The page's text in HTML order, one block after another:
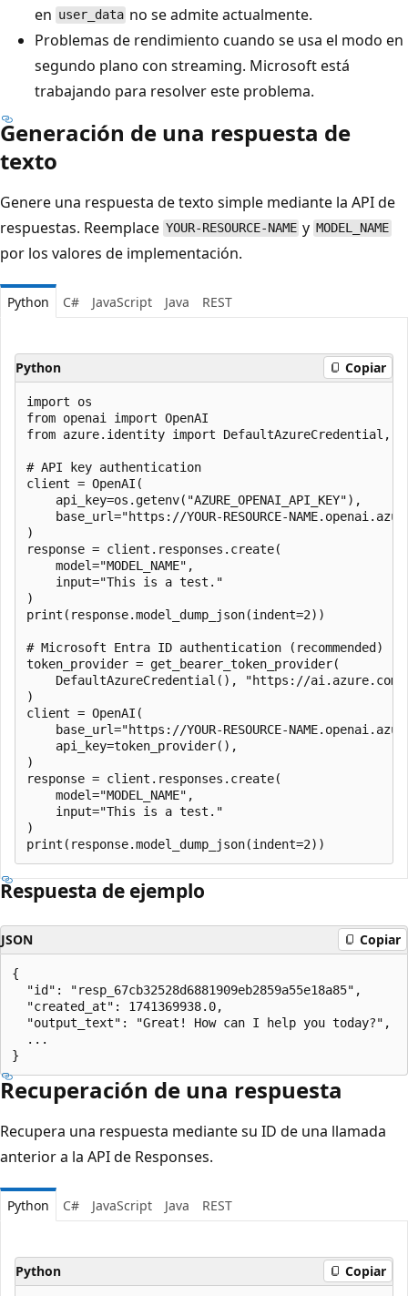
en user_data no se admite actualmente.
Problemas de rendimiento cuando se usa el modo en
segundo plano con streaming. Microsoft está
trabajando para resolver este problema.
Generación de una respuesta de
texto
Genere una respuesta de texto simple mediante la API de
respuestas. Reemplace YOUR-RESOURCE-NAME y MODEL_NAME
por los valores de implementación.
Python C# JavaScript Java REST
Python Copiar
import os
from openai import OpenAI
from azure.identity import DefaultAzureCredential,
# API key authentication
client = OpenAI(
    api_key=os.getenv("AZURE_OPENAI_API_KEY"),
base_url="https://YOUR-RESOURCE-
)
response = client.responses.create(
    model="MODEL_NAME",
    input="This is a test."
)
print(response.model_dump_json(indent=2))
# Microsoft Entra ID authentication (recommended)
token_provider = get_bearer_token_provider(
DefaultAzureCredential(), "https://
)
client = OpenAI(
base_url="https://YOUR-RESOURCE-
    api_key=token_provider(),
)
response = client.responses.create(
    model="MODEL_NAME",
    input="This is a test."
)
Respuesta de ejemplo
JSON Copiar
{
  "id": "resp_67cb32528d6881909eb2859a55e18a85",
  "created_at": 1741369938.0,
  "output_text": "Great! How can I help you today?",
  ...
Recuperación de una respuesta
Recupera una respuesta mediante su ID de una llamada
anterior a la API de Responses.
Python C# JavaScript Java REST
Python Copiar